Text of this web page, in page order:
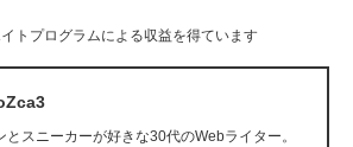
トプログラムによる収益を得ています
とスニーカーが好きな30代のWebライター。